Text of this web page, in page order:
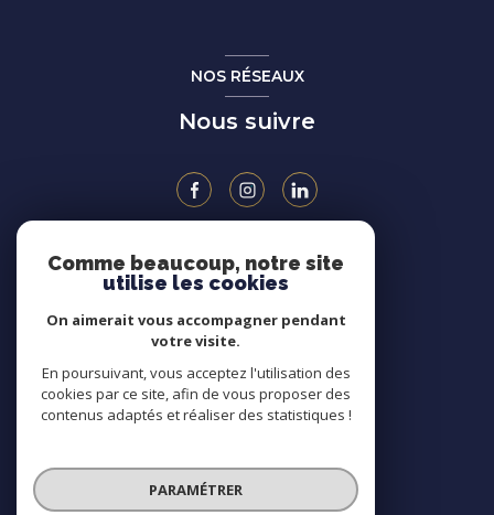
NOS RÉSEAUX
Nous suivre
ADHÉRENTS
© 2026 | Tous droits réservés
Comme beaucoup, notre site
utilise les cookies
On aimerait vous accompagner pendant
votre visite.
En poursuivant, vous acceptez l'utilisation des
cookies par ce site, afin de vous proposer des
contenus adaptés et réaliser des statistiques !
PARAMÉTRER